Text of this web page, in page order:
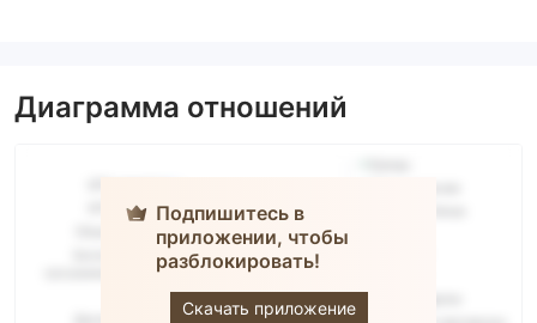
Диаграмма отношений
Подпишитесь в
приложении, чтобы
разблокировать!
Скачать приложение
FULIXIN